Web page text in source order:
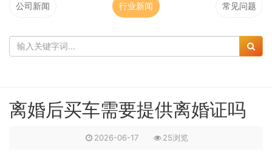
公司新闻 行业新闻 常见问题
离婚后买车需要提供离婚证吗
2026-06-17 25浏览